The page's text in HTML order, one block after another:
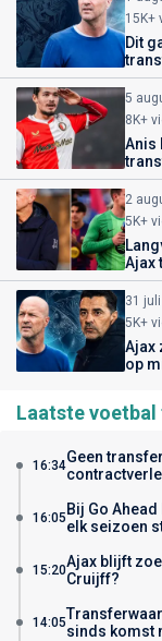
15K+
Dit
5
8K+
Anis
2
5K+
Ajax
31 juli
5K+
Ajax
op
Laatste
16:34Geen
16:05 Bij Go
elk seizoen
15:20Ajax blijft
Cruijff?
14:05sinds komst